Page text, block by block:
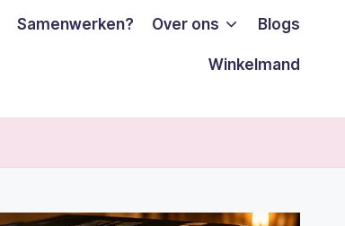
Samenwerken? Over ons Blogs
Winkelmand